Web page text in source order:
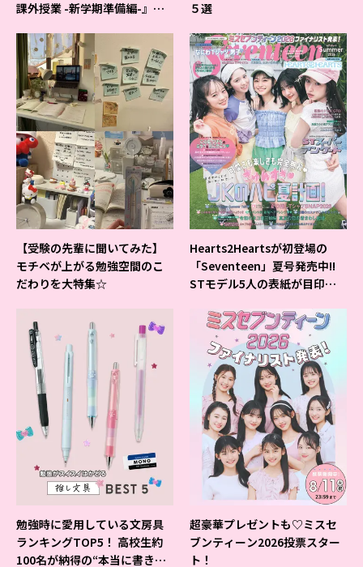
課外授業 -新学期準備編-』イ
５選
【受験の先輩に聞いてみた】
モチベが上がる勉強空間のこ
だわりを大特集☆
Hearts2Heartsが初登場の
「Seventeen」夏号発売中!!
STモデル5人の表紙が目印だ
勉強時に愛用している文房具
ランキングTOP5！ 高校生約
100名が納得の“本当に書きや
超豪華プレゼントも♡ミスセ
ブンティーン2026投票スター
ト！